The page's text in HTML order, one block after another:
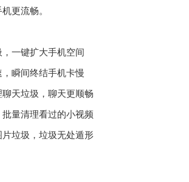
更流畅。
一键扩大手机空间
瞬间终结手机卡慢
天垃圾，聊天更顺畅
量清理看过的小视频
垃圾，垃圾无处遁形